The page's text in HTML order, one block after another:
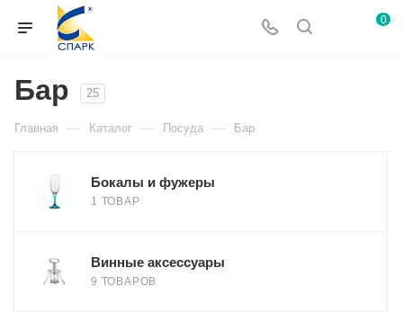
0
Бар 25
Главная — Каталог — Посуда — Бар
Бокалы и фужеры
1 ТОВАР
Винные аксессуары
9 ТОВАРОВ